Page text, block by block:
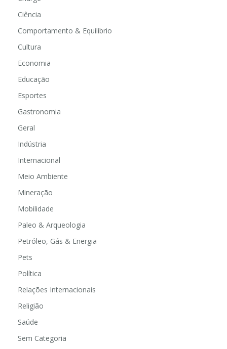
Ciência
Comportamento & Equilíbrio
Cultura
Economia
Educação
Esportes
Gastronomia
Geral
Indústria
Internacional
Meio Ambiente
Mineração
Mobilidade
Paleo & Arqueologia
Petróleo, Gás & Energia
Pets
Política
Relações Internacionais
Religião
Saúde
Sem Categoria